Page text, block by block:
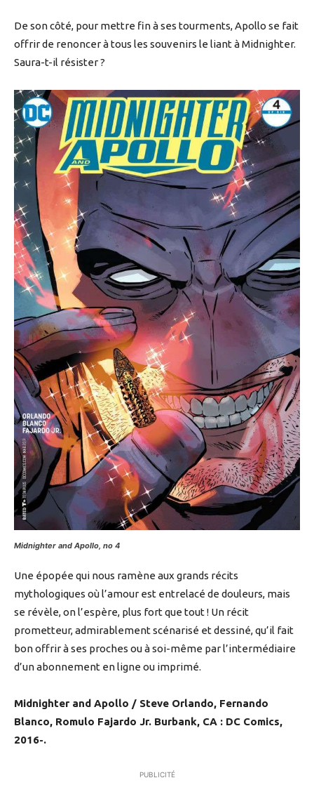
De son côté, pour mettre fin à ses tourments, Apollo se fait
offrir de renoncer à tous les souvenirs le liant à Midnighter.
Saura-t-il résister ?
Midnighter and Apollo, no 4
Une épopée qui nous ramène aux grands récits
mythologiques où l’amour est entrelacé de douleurs, mais
se révèle, on l’espère, plus fort que tout ! Un récit
prometteur, admirablement scénarisé et dessiné, qu’il fait
bon offrir à ses proches ou à soi-même par l’intermédiaire
d’un abonnement en ligne ou imprimé.
Midnighter and Apollo / Steve Orlando, Fernando
Blanco, Romulo Fajardo Jr. Burbank, CA : DC Comics,
2016-.
PUBLICITÉ